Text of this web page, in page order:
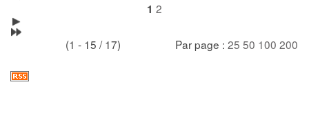
1 2
(1 - 15 / 17) Par page : 25 50 100 200